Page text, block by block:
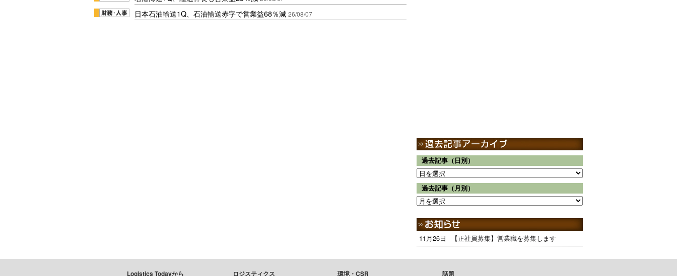
日本石油輸送1Q、石油輸送赤字で営業益68％減 26/08/07
過去記事（日別）
過去記事（月別）
11月26日 【正社員募集】営業職を募集します
Logistics Todayから ロジスティクス 環境・CSR 話題